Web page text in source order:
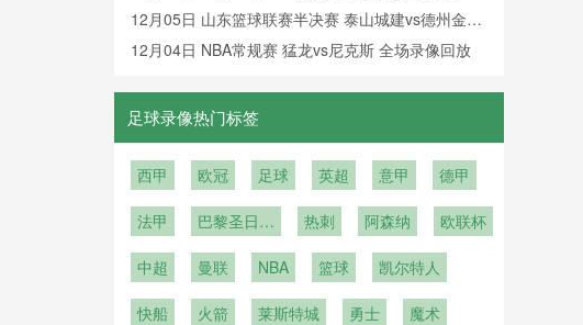
海 全场录像
12月05日 山东篮球联赛半决赛 泰山城建vs德州金辰
大圣 全场录像回放
12月04日 NBA常规赛 猛龙vs尼克斯 全场录像回放
足球录像热门标签
西甲 欧冠 足球 英超 意甲 德甲
法甲
巴黎圣日耳
热刺 阿森纳 欧联杯
中超 曼联 NBA 篮球 凯尔特人
快船 火箭 莱斯特城 勇士 魔术